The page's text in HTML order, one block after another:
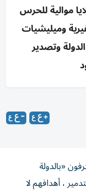
موالية للحرس
وميليشيات
وتصدير
«بالدولة
، أهدافهم لا